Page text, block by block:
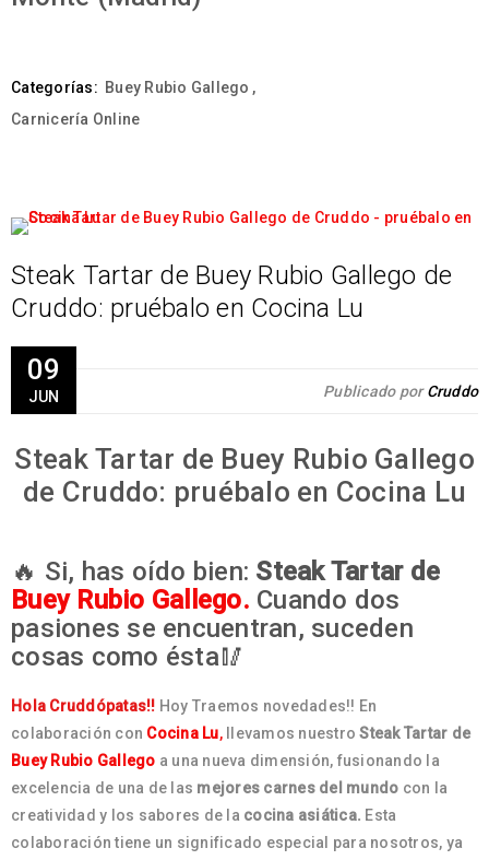
Categorías: Buey Rubio Gallego ,
Carnicería Online
Steak Tartar de Buey Rubio Gallego de
Cruddo: pruébalo en Cocina Lu
09
JUN Publicado porCruddo
Steak Tartar de Buey Rubio Gallego
de Cruddo: pruébalo en Cocina Lu
🔥 Si, has oído bien: Steak Tartar de
Buey Rubio Gallego. Cuando dos
pasiones se encuentran, suceden
cosas como ésta🥢
Hola Cruddópatas!! Hoy Traemos novedades!! En
colaboración con Cocina Lu,llevamos nuestroSteak Tartar de
Buey Rubio Gallego a una nueva dimensión, fusionando la
excelencia de una de las mejores carnes del mundo con la
creatividad y los sabores de la cocina asiática. Esta
colaboración tiene un significado especial para nosotros, ya